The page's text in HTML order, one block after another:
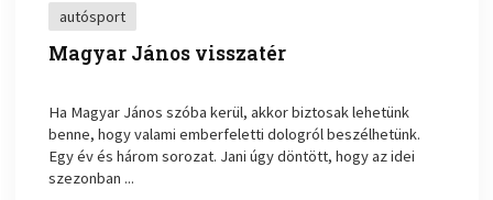
autósport
Magyar János visszatér
Ha Magyar János szóba kerül, akkor biztosak lehetünk
benne, hogy valami emberfeletti dologról beszélhetünk.
Egy év és három sorozat. Jani úgy döntött, hogy az idei
szezonban ...